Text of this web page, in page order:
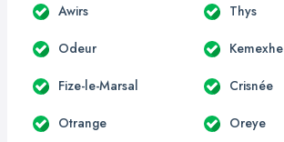
Awirs Thys
Odeur Kemexhe
Fize-le-Marsal Crisnée
Otrange Oreye